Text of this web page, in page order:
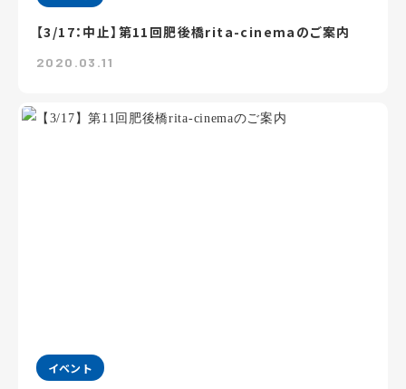
【3/17：中止】第11回肥後橋rita-cinemaのご案内
2020.03.11
イベント